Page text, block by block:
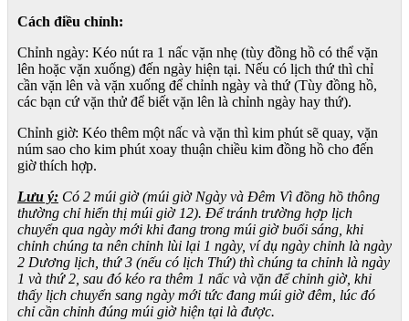
Cách điều chỉnh:
Chỉnh ngày: Kéo nút ra 1 nấc vặn nhẹ (tùy đồng hồ có thể vặn
lên hoặc vặn xuống) đến ngày hiện tại. Nếu có lịch thứ thì chỉ
cần vặn lên và vặn xuống để chỉnh ngày và thứ (Tùy đồng hồ,
các bạn cứ vặn thử để biết vặn lên là chỉnh ngày hay thứ).
Chỉnh giờ: Kéo thêm một nấc và vặn thì kim phút sẽ quay, vặn
núm sao cho kim phút xoay thuận chiều kim đồng hồ cho đến
giờ thích hợp.
Lưu ý: Có 2 múi giờ (múi giờ Ngày và Đêm Vì đồng hồ thông
thường chỉ hiển thị múi giờ 12). Để tránh trường hợp lịch
chuyển qua ngày mới khi đang trong múi giờ buổi sáng, khi
chỉnh chúng ta nên chỉnh lùi lại 1 ngày, ví dụ ngày chỉnh là ngày
2 Dương lịch, thứ 3 (nếu có lịch Thứ) thì chúng ta chỉnh là ngày
1 và thứ 2, sau đó kéo ra thêm 1 nấc và vặn để chỉnh giờ, khi
thấy lịch chuyển sang ngày mới tức đang múi giờ đêm, lúc đó
chỉ cần chỉnh đúng múi giờ hiện tại là được.